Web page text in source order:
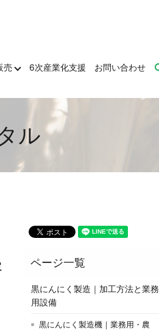
売 6次産業化支援 お問い合わせ
ル
黒にんにく製造｜加工方法と業務
用設備
黒にんにく製造機｜業務用・農